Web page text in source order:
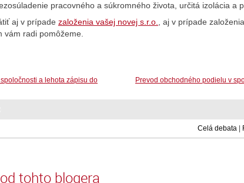
pracovného a súkromného života, určitá izolácia a
aj v prípade založenia vašej novej s.r.o.
, aj v prípade
radi pomôžeme.
Prevod obchodného podielu v
a lehota zápisu do
Celá debata |
tohto blogera